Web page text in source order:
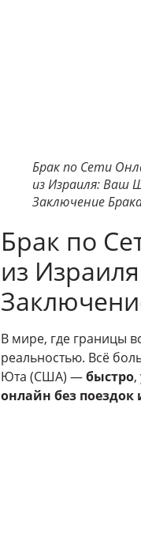
Брак по Сети
из Израиля: Ваш
Заключение
Брак по
из
В мире, где границы
реальностью. Всё
Юта (США) —быстро,
онлайн без поездок